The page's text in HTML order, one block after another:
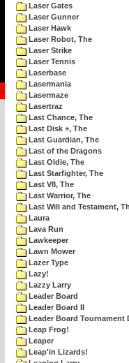
Laser Gates
Laser Gunner
Laser Hawk
Laser Robot, The
Laser Strike
Laser Tennis
Laserbase
Lasermania
Lasermaze
Lasertraz
Last Chance, The
Last Disk +, The
Last Guardian, The
Last of the Dragons
Last Oldie, The
Last Starfighter, The
Last V8, The
Last Warrior, The
Last Will and Testament,
Laura
Lava Run
Lawkeeper
Lawn Mower
Lazer Type
Lazy!
Lazzy Larry
Leader Board
Leader Board II
Leader Board Tournament
Leap Frog!
Leaper
Leap'in Lizards!